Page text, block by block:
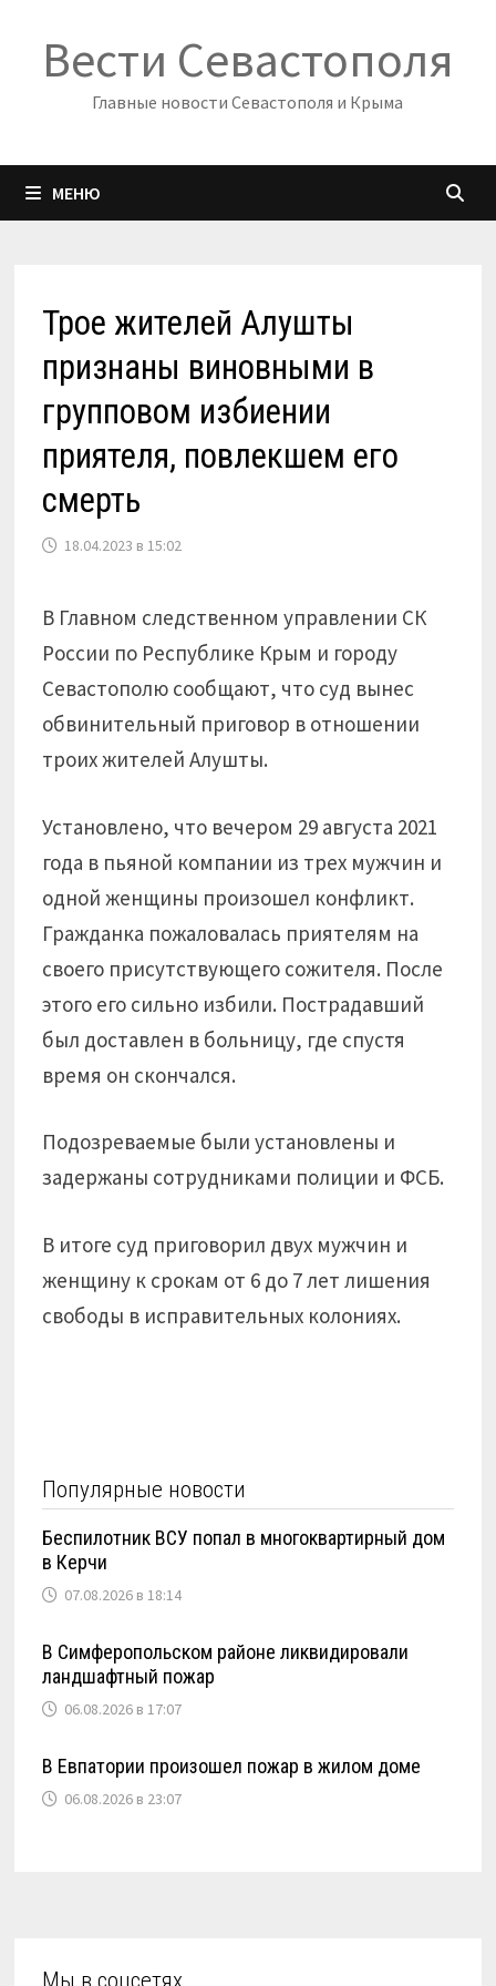
содержимому
Вести Севастополя
Главные новости Севастополя и Крыма
МЕНЮ
Трое жителей Алушты
признаны виновными в
групповом избиении
приятеля, повлекшем его
смерть
18.04.2023 в 15:02
В Главном следственном управлении СК
России по Республике Крым и городу
Севастополю сообщают, что суд вынес
обвинительный приговор в отношении
троих жителей Алушты.
Установлено, что вечером 29 августа 2021
года в пьяной компании из трех мужчин и
одной женщины произошел конфликт.
Гражданка пожаловалась приятелям на
своего присутствующего сожителя. После
этого его сильно избили. Пострадавший
был доставлен в больницу, где спустя
время он скончался.
Подозреваемые были установлены и
задержаны сотрудниками полиции и ФСБ.
В итоге суд приговорил двух мужчин и
женщину к срокам от 6 до 7 лет лишения
свободы в исправительных колониях.
Популярные новости
Беспилотник ВСУ попал в многоквартирный дом
в Керчи
07.08.2026 в 18:14
В Симферопольском районе ликвидировали
ландшафтный пожар
06.08.2026 в 17:07
В Евпатории произошел пожар в жилом доме
06.08.2026 в 23:07
Мы в соцсетях